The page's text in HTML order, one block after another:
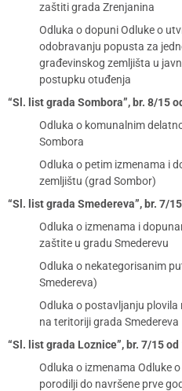
zaštiti grada Zrenjanina
Odluka o dopuni Odluke o
odobravanju popusta za
građevinskog zemljišta u
postupku otuđenja
“Sl. list grada Sombora”, br. 8/15
Odluka o komunalnim
Sombora
Odluka o petim izmenama i
zemljištu (grad Sombor)
“Sl. list grada Smedereva”, br. 7/
Odluka o izmenama i
zaštite u gradu Smederevu
Odluka o nekategorisanim
Smedereva)
Odluka o postavljanju
na teritoriji grada Smedereva
“Sl. list grada Loznice”, br. 7/15
Odluka o izmenama Odluke
porodilji do navršene prve